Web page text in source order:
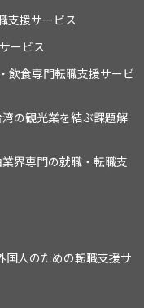
支援サービス
ービス
飲食専門転職支援サービ
の観光業を結ぶ課題解
界専門の就職・転職支
国人のための転職支援サ